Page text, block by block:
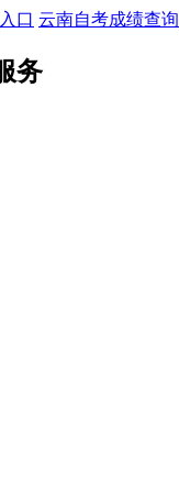
口 云南自考成绩查询
务